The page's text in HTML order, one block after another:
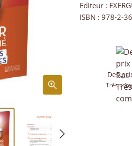
Editeur :
ISBN : 978-2-
Des
Très